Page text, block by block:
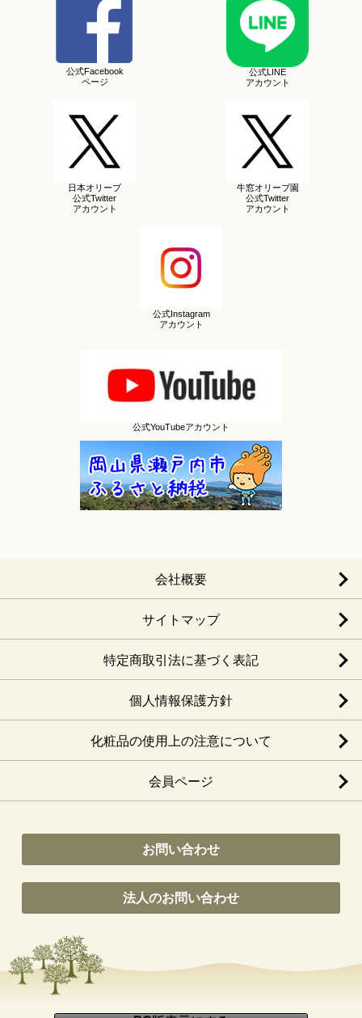
公式Facebook
ページ
公式LINE
アカウント
日本オリーブ
公式Twitter
アカウント
牛窓オリーブ園
公式Twitter
アカウント
公式Instagram
アカウント
公式YouTubeアカウント
会社概要
サイトマップ
特定商取引法に基づく表記
個人情報保護方針
化粧品の使用上の注意について
会員ページ
お問い合わせ
法人のお問い合わせ